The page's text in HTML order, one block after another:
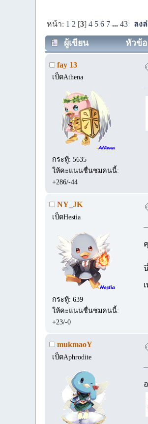
หน้า: 1 2 [3]4 5 6 7 ...43 ลง
ผู้เขียน หัวข้อ:
fay 13
เป็ดAthena
กระทู้: 5635
ให้คะแนนชื่นชมคนนี้:
+286/-44
NY_JK
เป็ดHestia
กระทู้: 639
ให้คะแนนชื่นชมคนนี้:
+23/-0
mukmaoY
เป็ดAphrodite